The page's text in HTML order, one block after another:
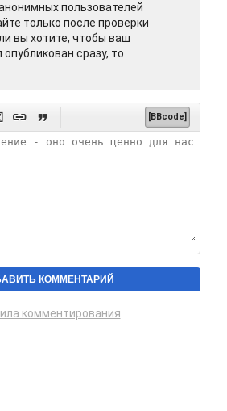
пользователей
только после проверки
вы хотите, чтобы ваш
сразу, то
  [BBcode]
комментирования